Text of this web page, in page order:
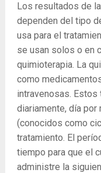
Los resultados de
dependen del tipo
usa para el
se usan solos o en
quimioterapia. La
como
intravenosas.
diariamente, día
(conocidos como
tratamiento. El
tiempo para que el
administre la